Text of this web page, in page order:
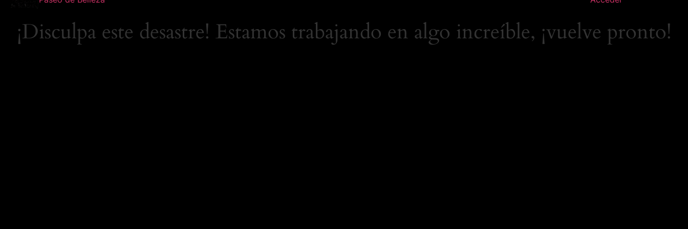
¡Disculpa este desastre! Estamos trabajando en algo increíble, ¡vuelve pronto!